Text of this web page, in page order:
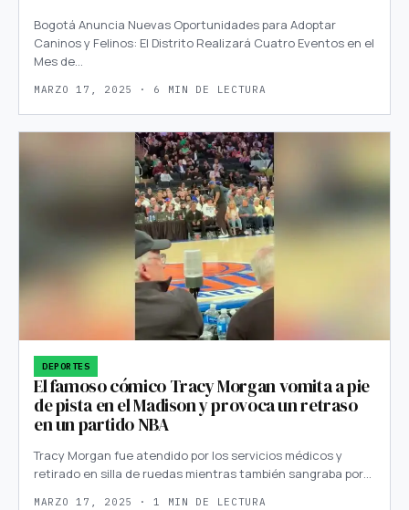
Bogotá Anuncia Nuevas Oportunidades para Adoptar
Caninos y Felinos: El Distrito Realizará Cuatro Eventos en el
Mes de…
MARZO 17, 2025 · 6 MIN DE LECTURA
DEPORTES
El famoso cómico Tracy Morgan vomita a pie
de pista en el Madison y provoca un retraso
en un partido NBA
Tracy Morgan fue atendido por los servicios médicos y
retirado en silla de ruedas mientras también sangraba por…
MARZO 17, 2025 · 1 MIN DE LECTURA